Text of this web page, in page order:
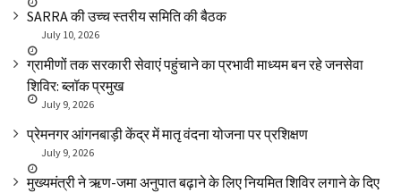
SARRA की उच्च स्तरीय समिति की बैठक
July 10, 2026
ग्रामीणों तक सरकारी सेवाएं पहुंचाने का प्रभावी माध्यम बन रहे जनसेवा
शिविर: ब्लॉक प्रमुख
July 9, 2026
प्रेमनगर आंगनबाड़ी केंद्र में मातृ वंदना योजना पर प्रशिक्षण
July 9, 2026
मुख्यमंत्री ने ऋण-जमा अनुपात बढ़ाने के लिए नियमित शिविर लगाने के दिए